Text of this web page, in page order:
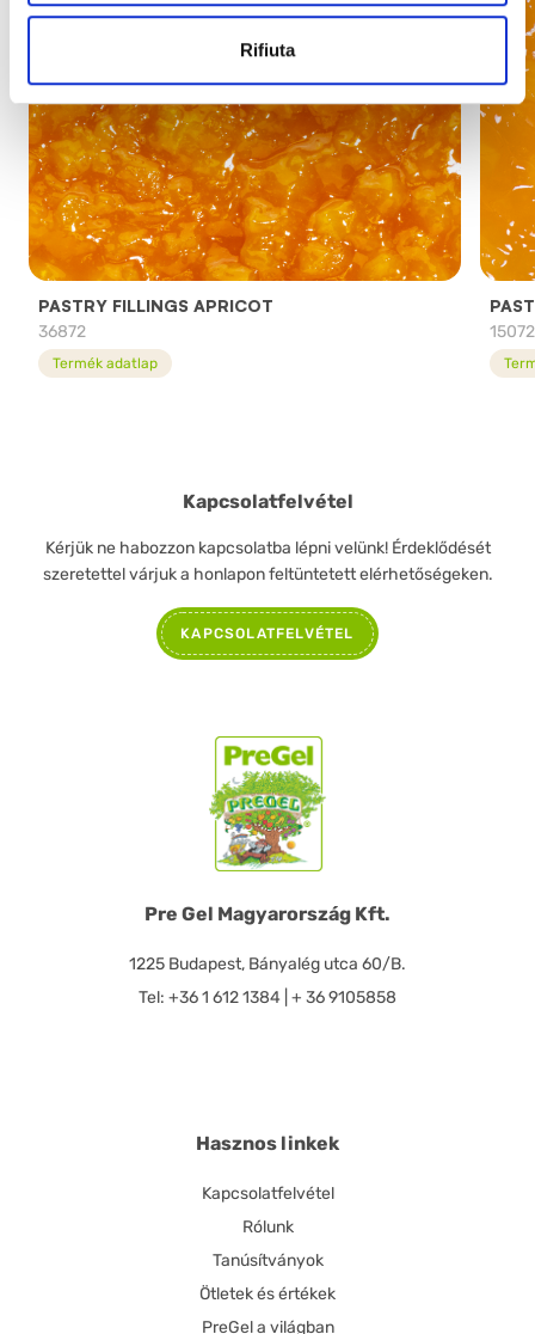
Rifiuta
PASTRY FILLINGS APRICOT
36872
Termék adatlap
15072
Pre Gel Magyarország Kft.
1225 Budapest, Bányalég utca 60/B.
Tel: +36 1 612 1384 | + 36 9105858
Hasznos linkek
Kapcsolatfelvétel
Rólunk
Tanúsítványok
Ötletek és értékek
PreGel a világban
Kapcsolatfelvétel
Kérjük ne habozzon kapcsolatba lépni velünk! Érdeklődését
szeretettel várjuk a honlapon feltüntetett elérhetőségeken.
KAPCSOLATFELVÉTEL